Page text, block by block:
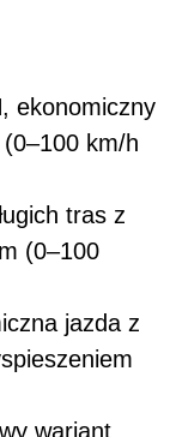
, ekonomiczny
km/h
tras z
(0–100
jazda z
wariant